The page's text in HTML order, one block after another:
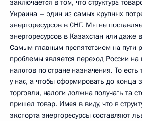
заключается в том, что структура
Украина – один из самых крупных
энергоресурсов в СНГ. Мы не
энергоресурсов в Казахстан или даже
Самым главным препятствием на пути
проблемы является переход России на
налогов по стране назначения. То есть
у нас, а чтобы сформировать до конца
торговли, налоги должна получать та
пришел товар. Имея в виду, что в
экспорта энергоресурсы составляют